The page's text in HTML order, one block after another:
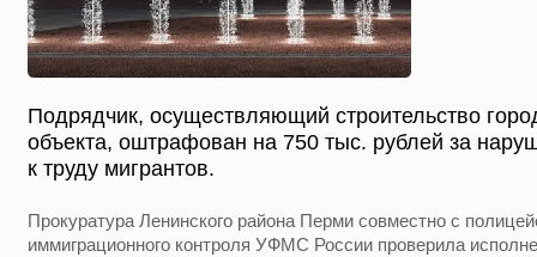
Подрядчик, осуществляющий строительство
объекта, оштрафован на 750 тыс. рублей за
к труду мигрантов.
Прокуратура Ленинского района Перми совместно с
иммиграционного контроля УФМС России проверила